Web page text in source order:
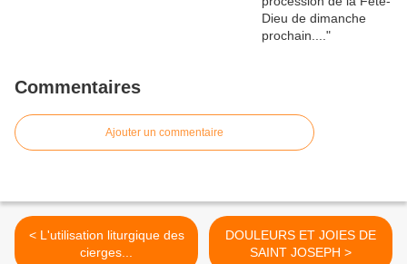
Commentaires
Ajouter un commentaire
< L'utilisation liturgique des
cierges...
DOULEURS ET JOIES DE
SAINT JOSEPH >